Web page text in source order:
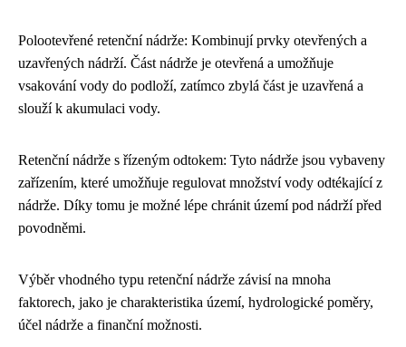
Polootevřené retenční nádrže: Kombinují prvky otevřených a
uzavřených nádrží. Část nádrže je otevřená a umožňuje
vsakování vody do podloží, zatímco zbylá část je uzavřená a
slouží k akumulaci vody.
Retenční nádrže s řízeným odtokem: Tyto nádrže jsou vybaveny
zařízením, které umožňuje regulovat množství vody odtékající z
nádrže. Díky tomu je možné lépe chránit území pod nádrží před
povodněmi.
Výběr vhodného typu retenční nádrže závisí na mnoha
faktorech, jako je charakteristika území, hydrologické poměry,
účel nádrže a finanční možnosti.